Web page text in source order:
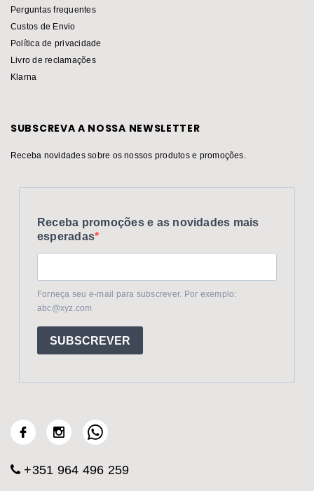
Perguntas frequentes
Custos de Envio
Política de privacidade
Livro de reclamações
Klarna
SUBSCREVA A NOSSA NEWSLETTER
Receba novidades sobre os nossos produtos e promoções.
Receba promoções e as novidades mais
esperadas
Forneça seu e-mail para subscrever. Por exemplo:
abc@xyz.com
SUBSCREVER
+351 964 496 259